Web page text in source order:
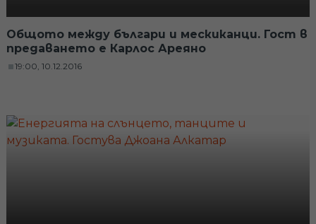
Общото между българи и мескиканци. Гост в
предаването е Карлос Ареяно
19:00, 10.12.2016